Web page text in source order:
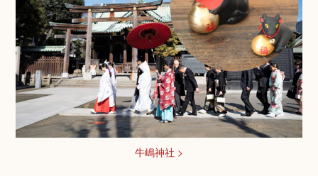
牛嶋神社 >